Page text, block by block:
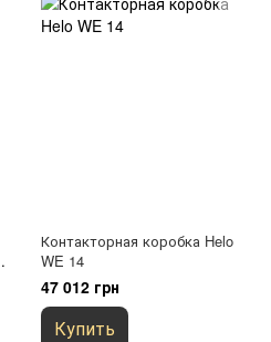
Контакторная коробка Helo
WE 14
47 012 грн
Купить